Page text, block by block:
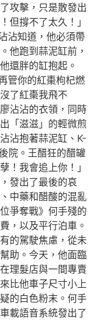
攻擊，只是散發出
但撐不了太久！」
沾知道，他必須帶
他跑到蒜泥缸前，
還胖的缸抱起。
管你的紅棗枸杞燃
了紅棗我飛不
沾沾的衣領，同時
「滋滋」的輕微煎
沾抱著蒜泥缸、K-
院。王醋狂的醋罐
！我會追上你！」
發出了最後的哀
中藥和醋酸的混亂
爭奪戰》何手殘的
，以及平行泊車。
的駕駛焦慮，從未
助。今天，他面臨
理髮店與一間專賣
比他車子尺寸小上
的白色粉末。何手
載語音系統發出了